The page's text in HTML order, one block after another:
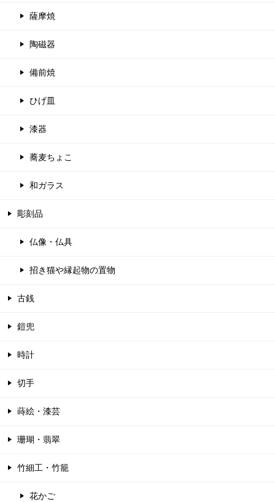
薩摩焼
陶磁器
備前焼
ひげ皿
漆器
蕎麦ちょこ
和ガラス
彫刻品
仏像・仏具
招き猫や縁起物の置物
古銭
鎧兜
時計
切手
蒔絵・漆芸
珊瑚・翡翠
竹細工・竹籠
花かご